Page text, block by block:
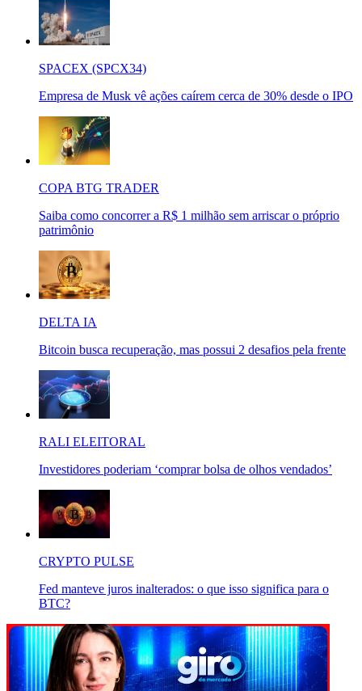
SPACEX (SPCX34)
Empresa de Musk vê ações caírem cerca de 30% desde o IPO
COPA BTG TRADER
Saiba como concorrer a R$ 1 milhão sem arriscar o próprio
patrimônio
DELTA IA
Bitcoin busca recuperação, mas possui 2 desafios pela frente
RALI ELEITORAL
Investidores poderiam ‘comprar bolsa de olhos vendados’
CRYPTO PULSE
Fed manteve juros inalterados: o que isso significa para o
BTC?